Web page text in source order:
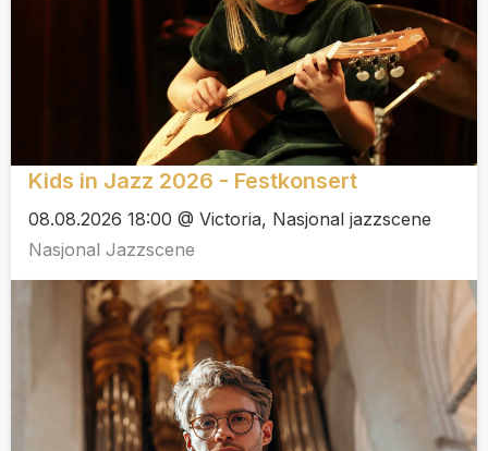
Kids in Jazz 2026 - Festkonsert
08.08.2026 18:00 @ Victoria, Nasjonal jazzscene
Nasjonal Jazzscene